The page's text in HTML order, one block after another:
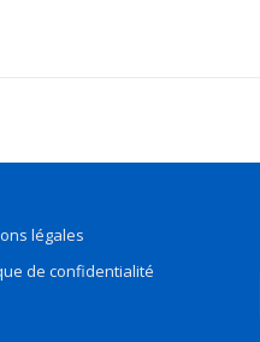
légales
de confidentialité